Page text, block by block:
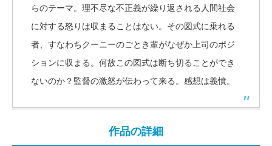
らのテーマ。理不尽な不正義が繰り返される人間社会
に対する怒りは収まることはない。その図式に乗れる
者、すなわちクーニーのごとき輩がなぜか上司のポジ
ションに収まる。何故この図式は断ち切ることができ
ないのか？監督の激怒が伝わって来る。感想は義憤。
作品の詳細